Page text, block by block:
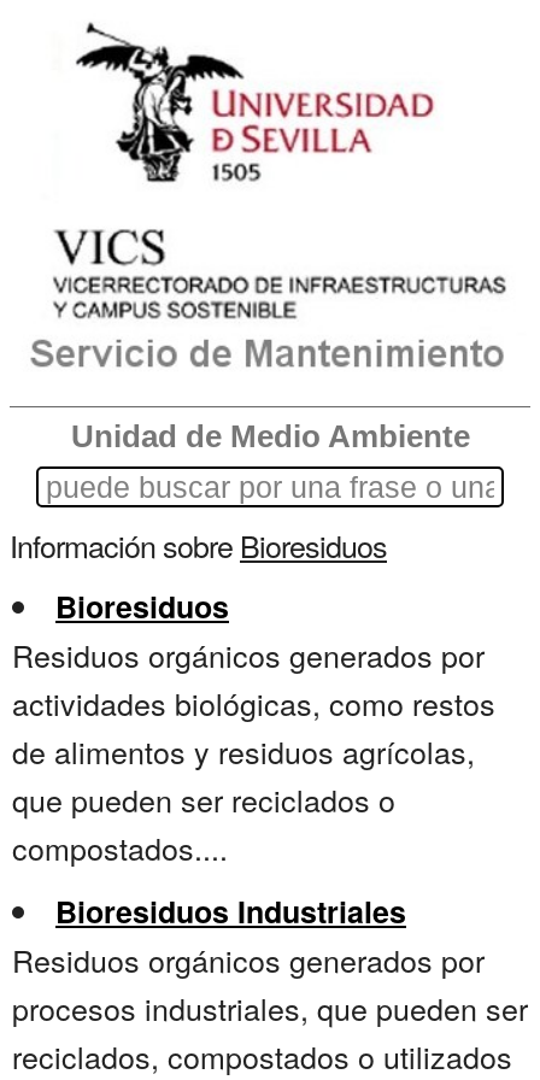
Unidad de Medio Ambiente
Información sobre Bioresiduos
Bioresiduos
Residuos orgánicos generados por
actividades biológicas, como restos
de alimentos y residuos agrícolas,
que pueden ser reciclados o
compostados....
Bioresiduos Industriales
Residuos orgánicos generados por
procesos industriales, que pueden ser
reciclados, compostados o utilizados